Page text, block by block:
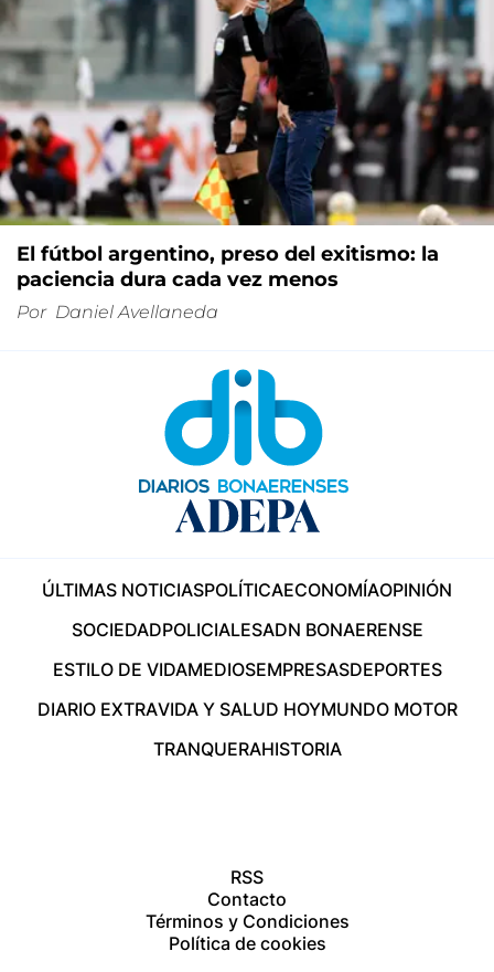
El fútbol argentino, preso del exitismo: la
paciencia dura cada vez menos
Por Daniel Avellaneda
ÚLTIMAS NOTICIASPOLÍTICAECONOMÍAOPINIÓN
SOCIEDADPOLICIALESADN BONAERENSE
ESTILO DE VIDAMEDIOSEMPRESASDEPORTES
DIARIO EXTRAVIDA Y SALUD HOYMUNDO MOTOR
TRANQUERAHISTORIA
RSS
Contacto
Términos y Condiciones
Política de cookies